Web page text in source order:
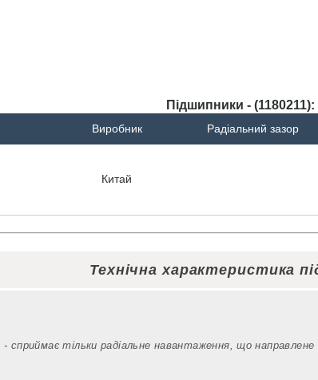
Підшипники - (1180211):
Виробник Радіальний зазор
Китай
Технічна характеристика
- cприймає тільки радіальне навантаження, що направлене